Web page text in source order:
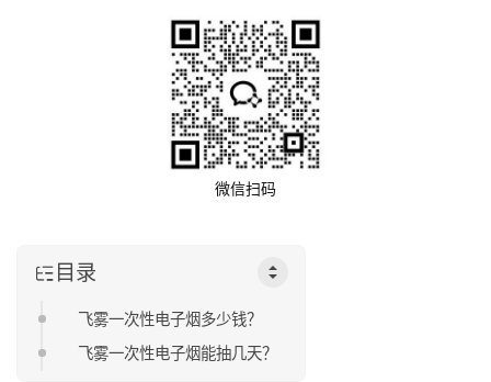
微信扫码
目录
飞雾一次性电子烟多少钱？
飞雾一次性电子烟能抽几天？